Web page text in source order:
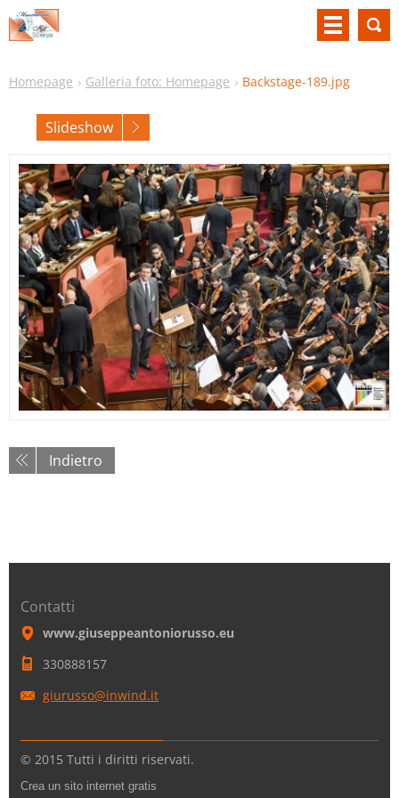
Homepage Galleria foto: Homepage Backstage-189.jpg
Slideshow
Indietro
Contatti
www.giuseppeantoniorusso.eu
330888157
giurusso@inwind.it
© 2015 Tutti i diritti riservati.
Crea un sito internet gratis